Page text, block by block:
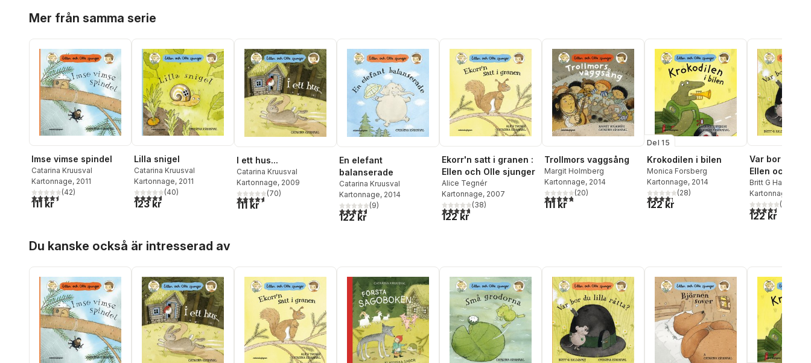
Mer från samma serie
Imse vimse spindel
Catarina Kruusval
Kartonnage, 2011
4,5utav 5 stjärnor. Totalt antal röster:
(42)
111 kr
Lilla snigel
Catarina Kruusval
Kartonnage, 2011
4,6utav 5 stjärnor. Totalt antal röster:
(40)
123 kr
I ett hus...
Catarina Kruusval
Kartonnage, 2009
4,6utav 5 stjärnor. Totalt antal röster:
(70)
111 kr
En elefant
balanserade
Catarina Kruusval
Kartonnage, 2014
4,6utav 5 stjärnor. Totalt antal röster:
(9)
122 kr
Ekorr'n satt i granen :
Ellen och Olle sjunger
Alice Tegnér
Kartonnage, 2007
4,7utav 5 stjärnor. Totalt antal röster:
(38)
122 kr
Trollmors vaggsång
Margit Holmberg
Kartonnage, 2014
4,8utav 5 stjärnor. Totalt antal röster:
(20)
111 kr
Del 15
Krokodilen i bilen
Monica Forsberg
Kartonnage, 2014
4,3utav 5 stjärnor. Totalt antal röster:
(28)
122 kr
Var bor du
Ellen och
Britt G Hallqvist
Kartonnage
4,5utav 5(
122 kr
Du kanske också är intresserad av